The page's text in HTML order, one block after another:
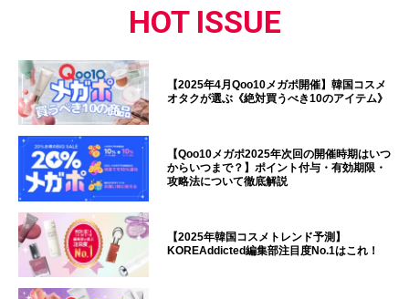
HOT ISSUE
【2025年4月Qoo10メガポ開催】韓国コスメ
オタクが選ぶ《絶対買うべき10のアイテム》
【Qoo10メガポ2025年次回の開催時期はいつ
からいつまで？】ポイント付与・有効期限・
攻略法について徹底解説
【2025年韓国コスメトレンド予測】
KOREAddicted編集部注目度No.1はこれ！